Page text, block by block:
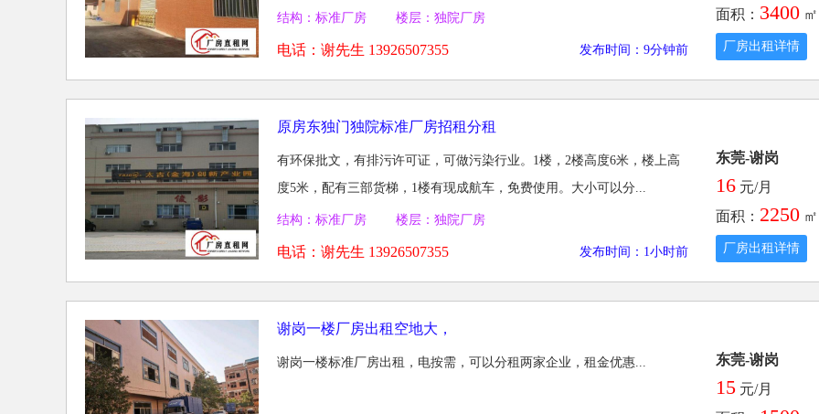
结构：标准厂房 楼层：独院厂房
电话： 谢先生 13926507355 发布时间：9分钟前
面积： 3400 ㎡
厂房出租详情
原房东独门独院标准厂房招租分租
有环保批文，有排污许可证，可做污染行业。1楼，2楼高度6米，楼上高
度5米，配有三部货梯，1楼有现成航车，免费使用。大小可以分...
结构：标准厂房 楼层：独院厂房
电话： 谢先生 13926507355 发布时间：1小时前
东莞-谢岗
16 元/月
面积： 2250 ㎡
厂房出租详情
谢岗一楼厂房出租空地大，
谢岗一楼标准厂房出租，电按需，可以分租两家企业，租金优惠... 东莞-谢岗
15 元/月